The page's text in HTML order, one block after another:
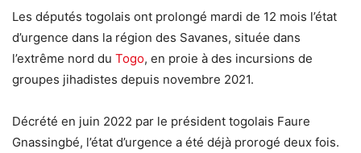
Les députés togolais ont prolongé mardi de 12 mois l’état
d’urgence dans la région des Savanes, située dans
l’extrême nord du Togo, en proie à des incursions de
groupes jihadistes depuis novembre 2021.
Décrété en juin 2022 par le président togolais Faure
Gnassingbé, l’état d’urgence a été déjà prorogé deux fois.